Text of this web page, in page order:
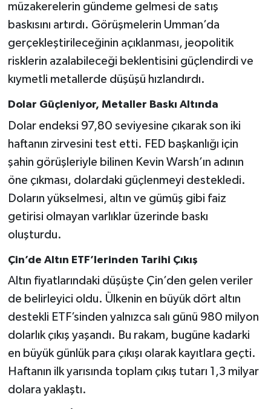
müzakerelerin gündeme gelmesi de satış
baskısını artırdı. Görüşmelerin Umman’da
gerçekleştirileceğinin açıklanması, jeopolitik
risklerin azalabileceği beklentisini güçlendirdi ve
kıymetli metallerde düşüşü hızlandırdı.
Dolar Güçleniyor, Metaller Baskı Altında
Dolar endeksi 97,80 seviyesine çıkarak son iki
haftanın zirvesini test etti. FED başkanlığı için
şahin görüşleriyle bilinen Kevin Warsh’ın adının
öne çıkması, dolardaki güçlenmeyi destekledi.
Doların yükselmesi, altın ve gümüş gibi faiz
getirisi olmayan varlıklar üzerinde baskı
oluşturdu.
Çin’de Altın ETF’lerinden Tarihi Çıkış
Altın fiyatlarındaki düşüşte Çin’den gelen veriler
de belirleyici oldu. Ülkenin en büyük dört altın
destekli ETF’sinden yalnızca salı günü 980 milyon
dolarlık çıkış yaşandı. Bu rakam, bugüne kadarki
en büyük günlük para çıkışı olarak kayıtlara geçti.
Haftanın ilk yarısında toplam çıkış tutarı 1,3 milyar
dolara yaklaştı.